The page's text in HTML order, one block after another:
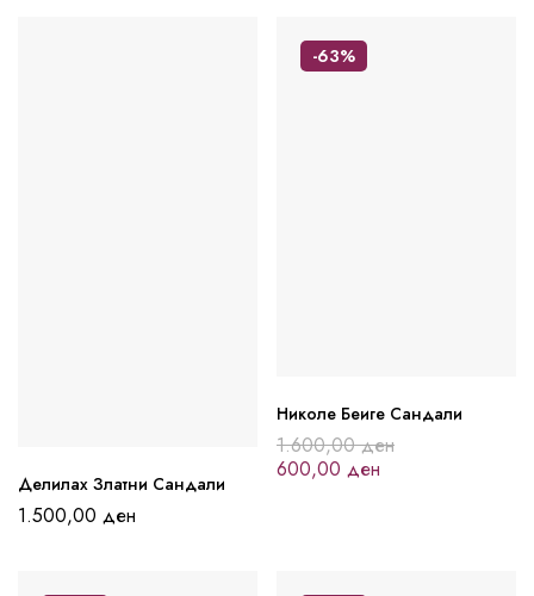
Делилах Златни Сандали
1.500,00 ден
-63%
Николе Беиге Сандали
1.600,00ден
600,00 ден